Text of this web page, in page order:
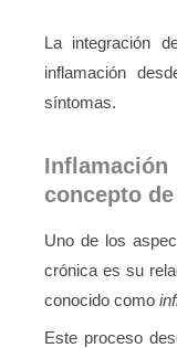
La integración
inflamación
síntomas.
concepto
Uno de los
crónica es su
conocido como
Este proceso